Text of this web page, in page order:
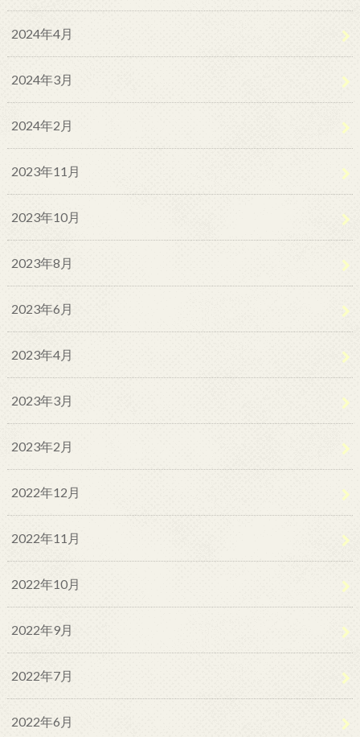
2024年4月
2024年3月
2024年2月
2023年11月
2023年10月
2023年8月
2023年6月
2023年4月
2023年3月
2023年2月
2022年12月
2022年11月
2022年10月
2022年9月
2022年7月
2022年6月